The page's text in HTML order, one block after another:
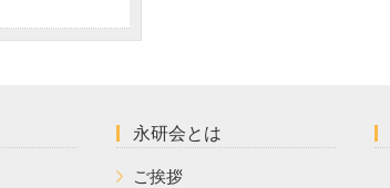
永研会とは
ご挨拶